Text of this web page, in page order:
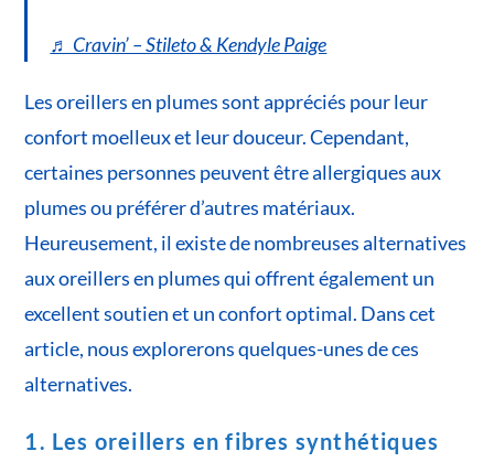
♬ Cravin’ – Stileto & Kendyle Paige
Les oreillers en plumes sont appréciés pour leur
confort moelleux et leur douceur. Cependant,
certaines personnes peuvent être allergiques aux
plumes ou préférer d’autres matériaux.
Heureusement, il existe de nombreuses alternatives
aux oreillers en plumes qui offrent également un
excellent soutien et un confort optimal. Dans cet
article, nous explorerons quelques-unes de ces
alternatives.
1. Les oreillers en fibres synthétiques